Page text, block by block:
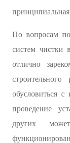
принципиальная
По вопросам
систем чистки
отлично
обусловиться
проведение
других